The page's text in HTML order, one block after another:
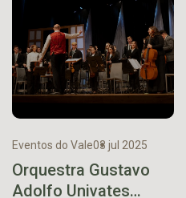
Eventos do Vale03 jul 2025
Orquestra Gustavo
Adolfo Univates